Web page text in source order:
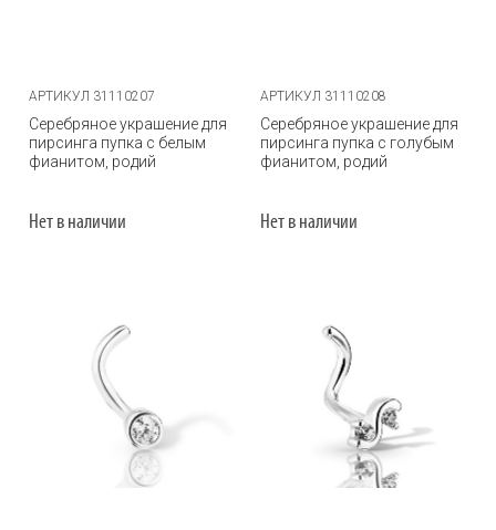
АРТИКУЛ 31110207
Серебряное украшение для
пирсинга пупка с белым
фианитом, родий
Нет в наличии
АРТИКУЛ 31110208
Серебряное украшение для
пирсинга пупка с голубым
фианитом, родий
Нет в наличии